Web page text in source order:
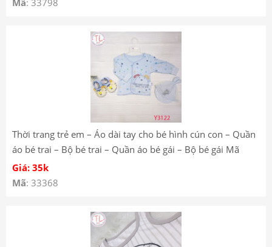
Mã: 33798
Thời trang trẻ em – Áo dài tay cho bé hình cún con – Quần
áo bé trai – Bộ bé trai – Quần áo bé gái – Bộ bé gái Mã
Y3122
Giá: 35k
Mã: 33368